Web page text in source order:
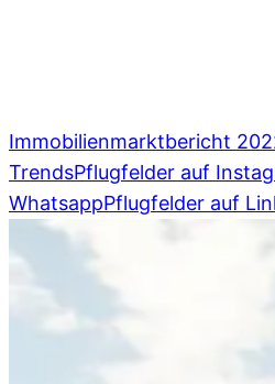
Immobilienmarktbericht
TrendsPflugfelder auf
WhatsappPflugfelder auf